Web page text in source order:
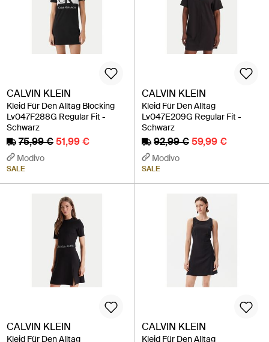
CALVIN KLEIN
Kleid Für Den Alltag Blocking
Lv047F288G Regular Fit -
Schwarz
75,99 €51,99 €
Modivo
SALE
CALVIN KLEIN
Kleid Für Den Alltag
Lv047E209G Regular Fit -
Schwarz
92,99 €59,99 €
Modivo
SALE
CALVIN KLEIN
Kleid Für Den Alltag
CALVIN KLEIN
Kleid Für Den Alltag